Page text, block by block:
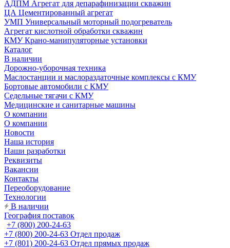
АДПМ Агрегат для депарафинизации скважин
ЦА Цементированный агрегат
УМП Универсальный моторный подогреватель
Агрегат кислотной обработки скважин
КМУ Крано-манипуляторные установки
Каталог
В наличии
Дорожно-уборочная техника
Маслостанции и маслораздаточные комплексы с КМУ
Бортовые автомобили с КМУ
Седельные тягачи с КМУ
Медицинские и санитарные машины
О компании
О компании
Новости
Наша история
Наши разработки
Реквизиты
Вакансии
Контакты
Переоборудование
Технологии
В наличии
География поставок
+7 (800) 200-24-63
+7 (800) 200-24-63 Отдел продаж
+7 (801) 200-24-63 Отдел прямых продаж